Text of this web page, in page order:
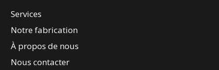
Services
Notre fabrication
À propos de nous
Nous contacter